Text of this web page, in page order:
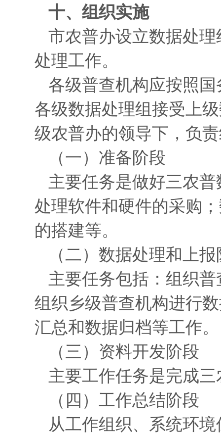
十、组织实施
市农普办设立数据处
处理工作。
各级普查机构应按照
各级数据处理组接受上
级农普办的领导下，负
（一）准备阶段
主要任务是做好三农
处理软件和硬件的采购
的搭建等。
（二）数据处理和上
主要任务包括：组织
组织乡级普查机构进行
汇总和数据归档等工作。
（三）资料开发阶段
主要工作任务是完成
（四）工作总结阶段
从工作组织、系统环